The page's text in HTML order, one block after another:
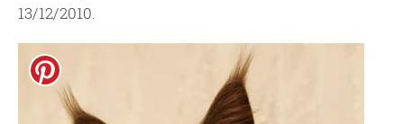
13/12/2010.